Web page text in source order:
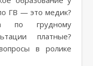
ГВ — это медик?
по грудному
платные?
в ролике